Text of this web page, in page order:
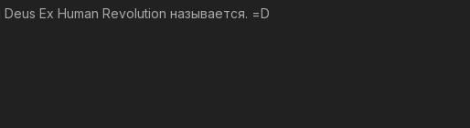
Ex Human Revolution называется. =D